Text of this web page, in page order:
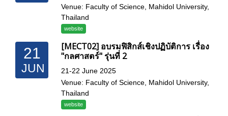
Venue: Faculty of Science, Mahidol University,
Thailand
website
21
JUN
[MECT02] อบรมฟิสิกส์เชิงปฏิบัติการ เรื่อง
"กลศาสตร์" รุ่นที่ 2
21-22 June 2025
Venue: Faculty of Science, Mahidol University,
Thailand
website